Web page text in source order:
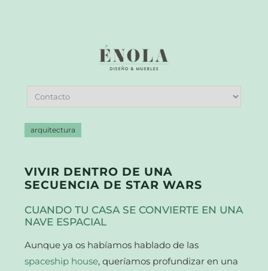
arquitectura
VIVIR DENTRO DE UNA
SECUENCIA DE STAR WARS
CUANDO TU CASA SE CONVIERTE EN UNA
NAVE ESPACIAL
Aunque ya os habíamos hablado de las
spaceship house, queríamos profundizar en una